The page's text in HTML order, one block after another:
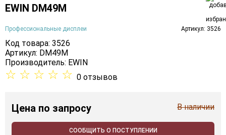
EWIN DM49M
Профессиональные дисплеи Артикул: 3526
Код товара: 3526
Артикул: DM49M
Производитель: EWIN
☆ ☆ ☆ ☆ ☆ 0 отзывов
Цена по запросу В наличии
СООБЩИТЬ О ПОСТУПЛЕНИИ